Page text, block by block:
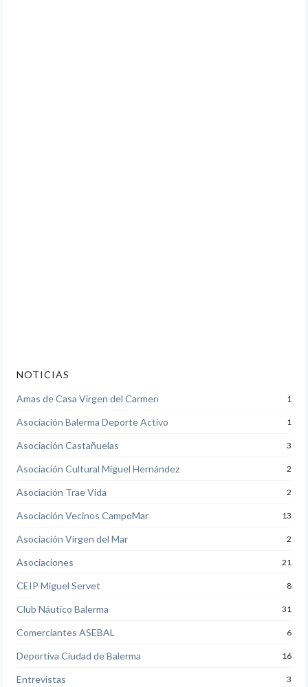
NOTICIAS
Amas de Casa Virgen del Carmen 1
Asociación Balerma Deporte Activo 1
Asociación Castañuelas 3
Asociación Cultural Miguel Hernández 2
Asociación Trae Vida 2
Asociación Vecinos CampoMar 13
Asociación Virgen del Mar 2
Asociaciones 21
CEIP Miguel Servet 8
Club Náutico Balerma 31
Comerciantes ASEBAL 6
Deportiva Ciudad de Balerma 16
Entrevistas 3